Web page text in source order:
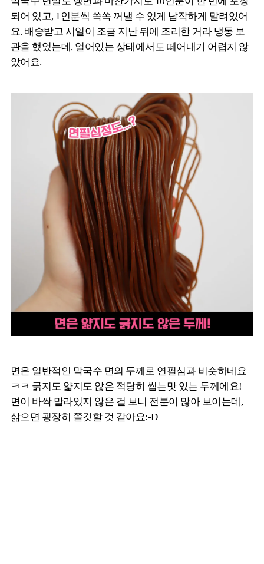
되어 있고, 1인분씩 쏙쏙 꺼낼 수 있게 납작하게 말려있어
요. 배송받고 시일이 조금 지난 뒤에 조리한 거라 냉동 보
관을 했었는데, 얼어있는 상태에서도 떼어내기 어렵지 않
았어요.
면은 일반적인 막국수 면의 두께로 연필심과 비슷하네요
ㅋㅋ 굵지도 얇지도 않은 적당히 씹는맛 있는 두께에요!
면이 바싹 말라있지 않은 걸 보니 전분이 많아 보이는데,
삶으면 굉장히 쫄깃할 것 같아요:-D